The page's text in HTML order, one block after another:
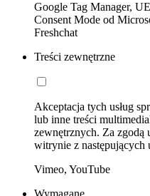
Google Tag Manager,
Consent Mode od
Freshchat
Treści zewnętrzne
Akceptacja tych usług
lub inne treści
zewnętrznych. Za
witrynie z następujących
Vimeo, YouTube
Wymagane